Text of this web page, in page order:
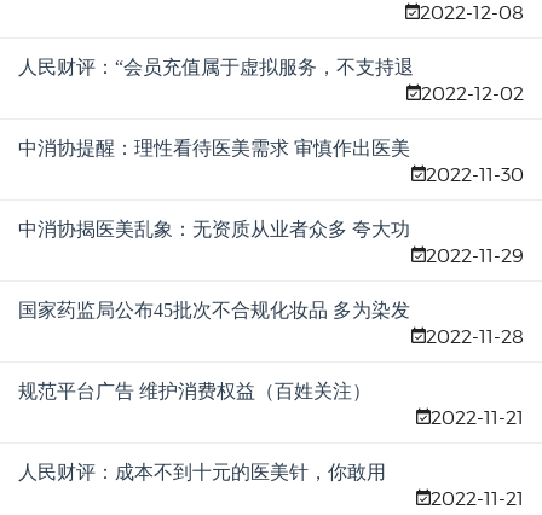
2022-12-08
人民财评：“会员充值属于虚拟服务，不支持退
2022-12-02
中消协提醒：理性看待医美需求 审慎作出医美
2022-11-30
中消协揭医美乱象：无资质从业者众多 夸大功
2022-11-29
国家药监局公布45批次不合规化妆品 多为染发
2022-11-28
规范平台广告 维护消费权益（百姓关注）
2022-11-21
人民财评：成本不到十元的医美针，你敢用
2022-11-21